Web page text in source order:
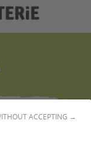
ACCEPTING →